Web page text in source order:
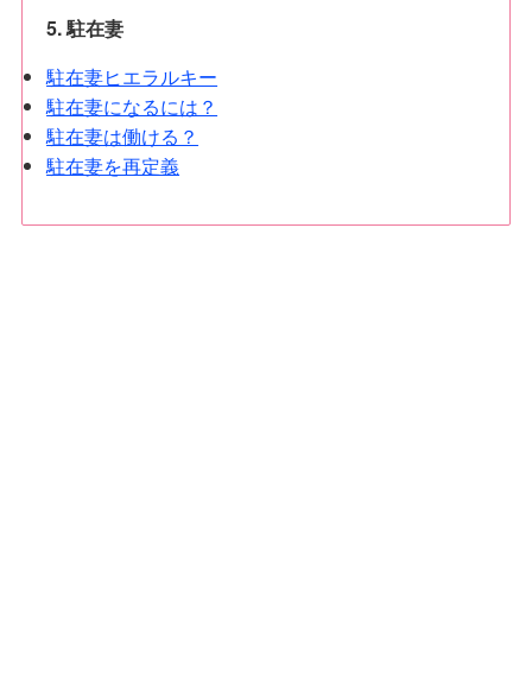
5. 駐在妻
駐在妻ヒエラルキー
駐在妻になるには？
駐在妻は働ける？
駐在妻を再定義